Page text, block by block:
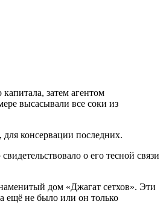
затем агентом
высасывали все соки из
консервации последних.
о его тесной связи
дом «Джагат сетхов». Эти
ещё не было или он только